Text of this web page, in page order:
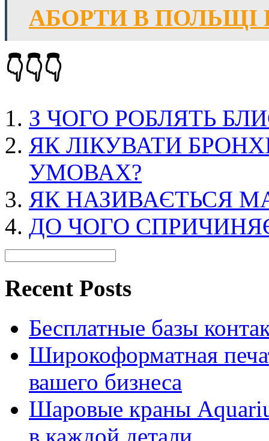
АБОРТИ В ПОЛЬЩІ
👇👇👇
З ЧОГО РОБЛЯТЬ
ЯК ЛІКУВАТИ
УМОВАХ?
ЯК НАЗИВАЄТЬСЯ
ДО ЧОГО
Recent Posts
Бесплатные базы
Широкоформатная
вашего бизнеса
Шаровые краны